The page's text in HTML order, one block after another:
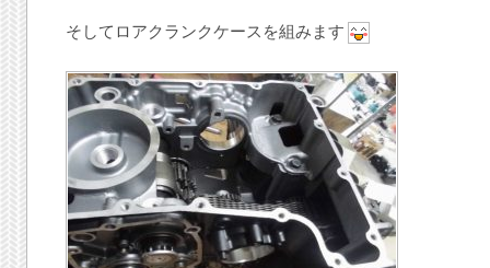
そしてロアクランクケースを組みます